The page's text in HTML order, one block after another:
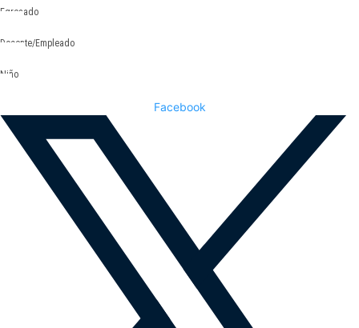
Egresado
Docente/Empleado
Niño
Facebook